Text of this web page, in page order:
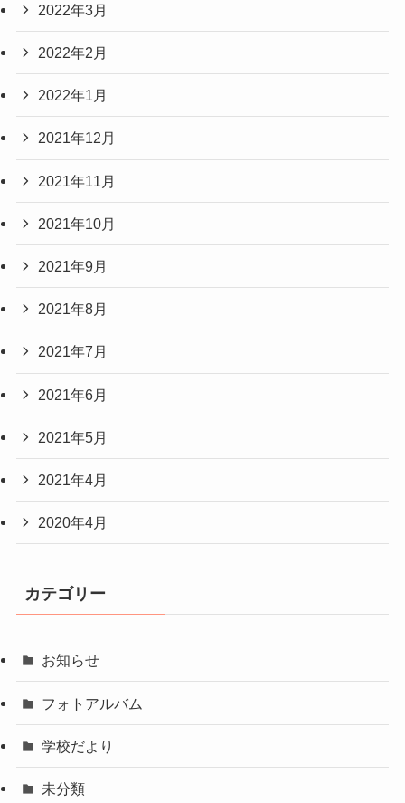
2022年3月
2022年2月
2022年1月
2021年12月
2021年11月
2021年10月
2021年9月
2021年8月
2021年7月
2021年6月
2021年5月
2021年4月
2020年4月
カテゴリー
お知らせ
フォトアルバム
学校だより
未分類